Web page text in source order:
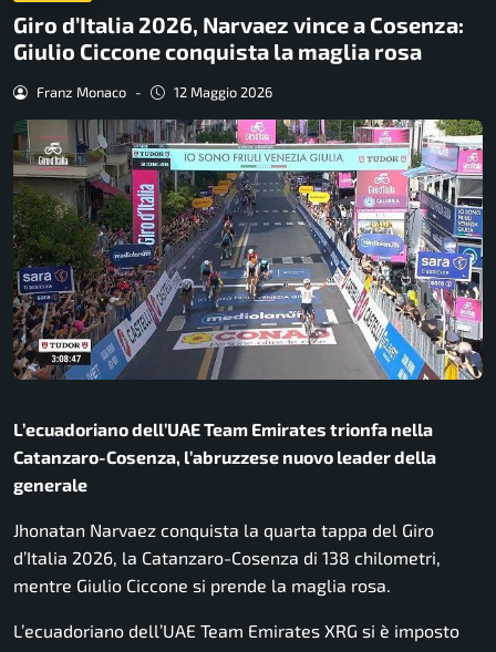
Giro d’Italia 2026, Narvaez vince a Cosenza:
Giulio Ciccone conquista la maglia rosa
Franz Monaco - 12 Maggio 2026
L’ecuadoriano dell’UAE Team Emirates trionfa nella
Catanzaro-Cosenza, l’abruzzese nuovo leader della
generale
Jhonatan Narvaez conquista la quarta tappa del Giro
d’Italia 2026, la Catanzaro-Cosenza di 138 chilometri,
mentre Giulio Ciccone si prende la maglia rosa.
L’ecuadoriano dell’UAE Team Emirates XRG si è imposto